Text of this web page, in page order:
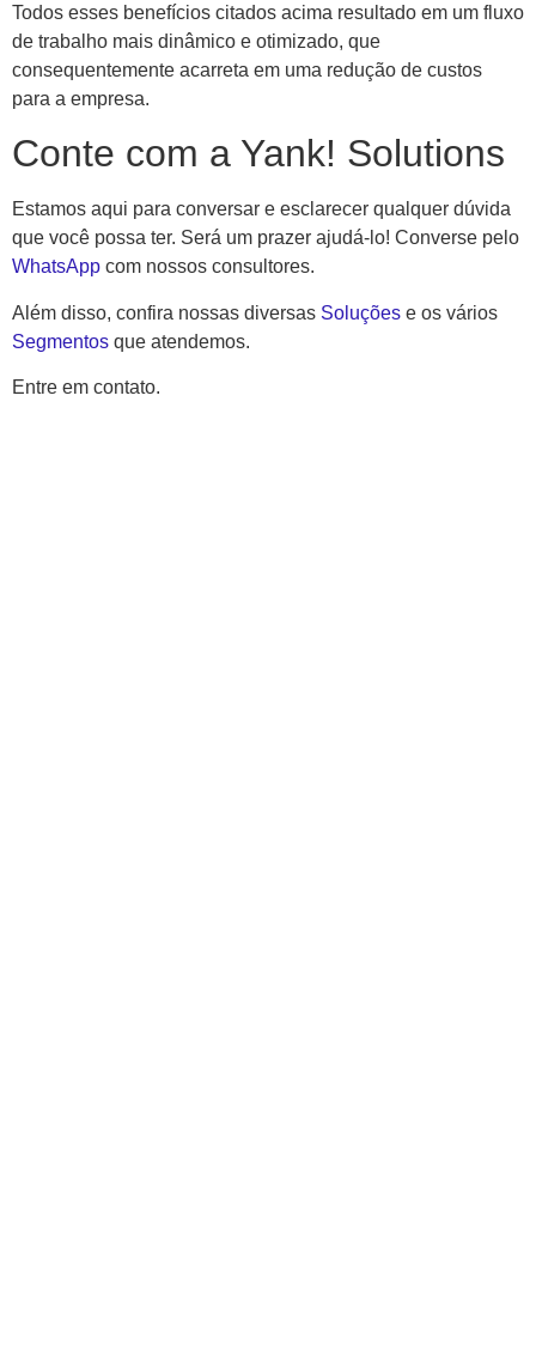
Todos esses benefícios citados acima resultado em um fluxo
de trabalho mais dinâmico e otimizado, que
consequentemente acarreta em uma redução de custos
para a empresa.
Conte com a Yank! Solutions
Estamos aqui para conversar e esclarecer qualquer dúvida
que você possa ter. Será um prazer ajudá-lo! Converse pelo
WhatsApp com nossos consultores.
Além disso, confira nossas diversas Soluções e os vários
Segmentos que atendemos.
Entre em contato.